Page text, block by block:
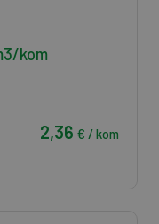
kom
2,36 € / kom